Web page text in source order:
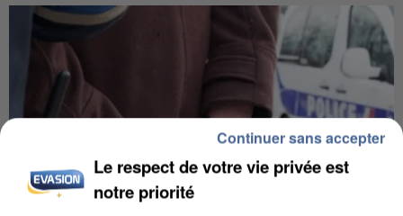
Le respect de votre vie privée est
notre priorité
Continuer sans accepter